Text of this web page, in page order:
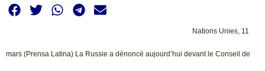
Nations Unies, 11
mars (Prensa Latina) La Russie a dénoncé aujourd’hui devant le Conseil de